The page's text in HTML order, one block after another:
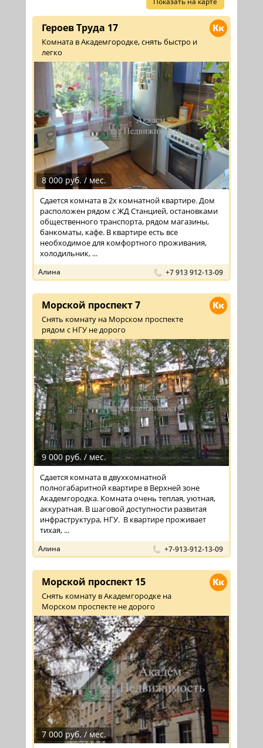
Кк
Героев Труда 17
Комната в Академгородке, снять быстро и
легко
8 000 руб. / мес.
Сдается комната в 2х комнатной квартире. Дом
расположен рядом с ЖД Станцией, остановками
общественного транспорта, рядом магазины,
банкоматы, кафе. В квартире есть все
необходимое для комфортного проживания,
холодильник, ...
Алина +7 913 912-13-09
Кк
Морской проспект 7
Снять комнату на Морском проспекте
рядом с НГУ не дорого
9 000 руб. / мес.
Сдается комната в двухкомнатной
полногабаритной квартире в Верхней зоне
Академгородка. Комната очень теплая, уютная,
аккуратная. В шаговой доступности развитая
инфраструктура, НГУ. В квартире проживает
тихая, ...
Алина +7-913-912-13-09
Кк
Морской проспект 15
Снять комнату в Академгородке на
Морском проспекте не дорого
7 000 руб. / мес.